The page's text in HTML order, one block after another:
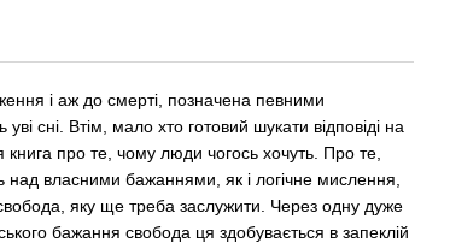
і аж до смерті, позначена певними
сні. Втім, мало хто готовий шукати відповіді на
книга про те, чому люди чогось хочуть. Про те,
над власними бажаннями, як і логічне мислення,
яку ще треба заслужити. Через одну дуже
бажання свобода ця здобувається в запеклій